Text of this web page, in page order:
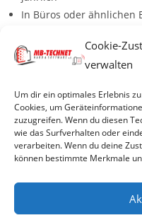
Cookie-
verwalten
Um dir ein optimales Erlebnis
Cookies, um
zuzugreifen. Wenn du diesen
wie das Surfverhalten oder
verarbeiten. Wenn du deine
können bestimmte Merkmale
In Büros oder ähnlichen
© 2026 MB-TECHNET e.K
Impressum
Datenschutzerklärung